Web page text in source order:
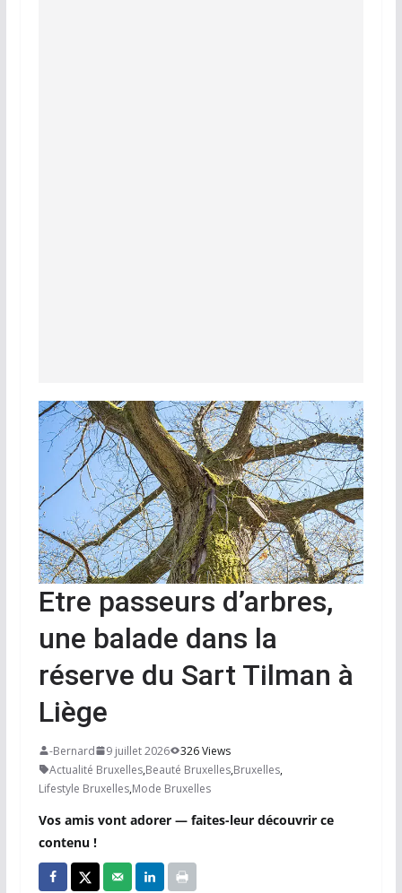
Etre passeurs d’arbres,
une balade dans la
réserve du Sart Tilman à
Liège
-Bernard 9 juillet 2026
326 Views
Actualité Bruxelles,Beauté Bruxelles,Bruxelles,
Lifestyle Bruxelles,Mode Bruxelles
Vos amis vont adorer — faites-leur découvrir ce
contenu !